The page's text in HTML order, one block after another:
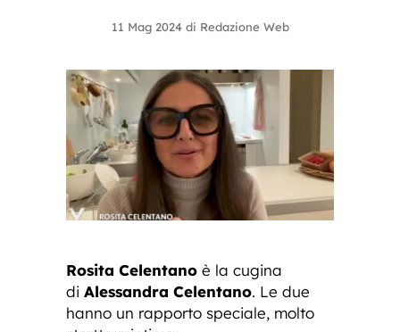
11 Mag 2024 di Redazione Web
Rosita Celentano è la cugina
di Alessandra Celentano. Le due
hanno un rapporto speciale, molto